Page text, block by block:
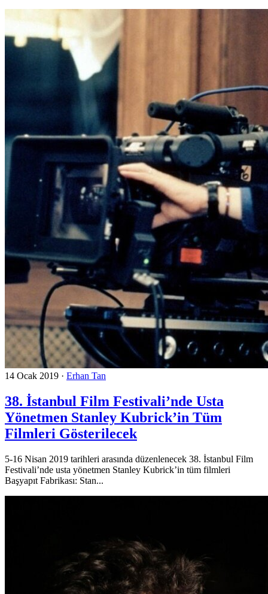
14 Ocak 2019 · Erhan Tan
38. İstanbul Film Festivali’nde Usta
Yönetmen Stanley Kubrick’in Tüm
Filmleri Gösterilecek
5-16 Nisan 2019 tarihleri arasında düzenlenecek 38. İstanbul Film
Festivali’nde usta yönetmen Stanley Kubrick’in tüm filmleri
Başyapıt Fabrikası: Stan...